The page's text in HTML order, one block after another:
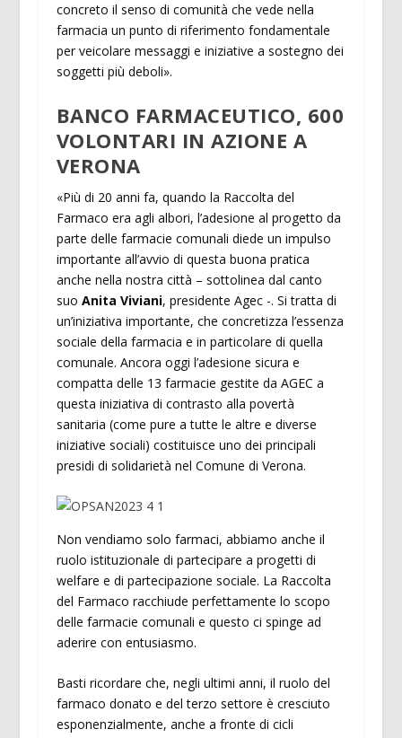
concreto il senso di comunità che vede nella
farmacia un punto di riferimento fondamentale
per veicolare messaggi e iniziative a sostegno dei
soggetti più deboli».
BANCO FARMACEUTICO, 600
VOLONTARI IN AZIONE A
VERONA
«Più di 20 anni fa, quando la Raccolta del
Farmaco era agli albori, l’adesione al progetto da
parte delle farmacie comunali diede un impulso
importante all’avvio di questa buona pratica
anche nella nostra città – sottolinea dal canto
suo Anita Viviani, presidente Agec -. Si tratta di
un’iniziativa importante, che concretizza l’essenza
sociale della farmacia e in particolare di quella
comunale. Ancora oggi l’adesione sicura e
compatta delle 13 farmacie gestite da AGEC a
questa iniziativa di contrasto alla povertà
sanitaria (come pure a tutte le altre e diverse
iniziative sociali) costituisce uno dei principali
presidi di solidarietà nel Comune di Verona.
Non vendiamo solo farmaci, abbiamo anche il
ruolo istituzionale di partecipare a progetti di
welfare e di partecipazione sociale. La Raccolta
del Farmaco racchiude perfettamente lo scopo
delle farmacie comunali e questo ci spinge ad
aderire con entusiasmo.
Basti ricordare che, negli ultimi anni, il ruolo del
farmaco donato e del terzo settore è cresciuto
esponenzialmente, anche a fronte di cicli